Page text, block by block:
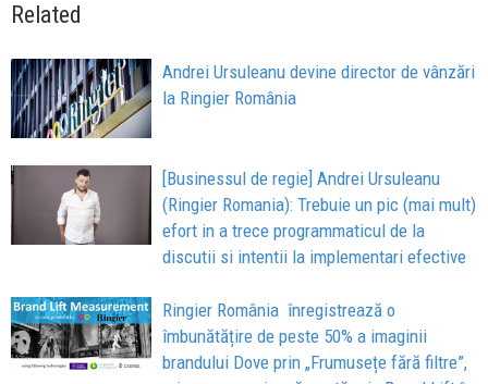
Related
Andrei Ursuleanu devine director de vânzări
la Ringier România
[Businessul de regie] Andrei Ursuleanu
(Ringier Romania): Trebuie un pic (mai mult)
efort in a trece programmaticul de la
discutii si intentii la implementari efective
Ringier România înregistrează o
îmbunătățire de peste 50% a imaginii
brandului Dove prin „Frumusețe fără filtre”,